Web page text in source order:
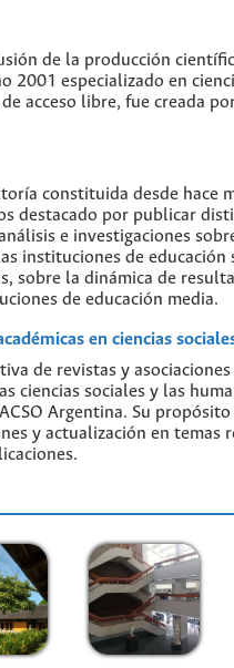
de la producción
2001 especializado en
acceso libre, fue creada
constituida desde hace
destacado por publicar
e investigaciones
instituciones de educación
sobre la dinámica de
de educación media.
en ciencias
de revistas y
ciencias sociales y las
Argentina. Su
y actualización en temas